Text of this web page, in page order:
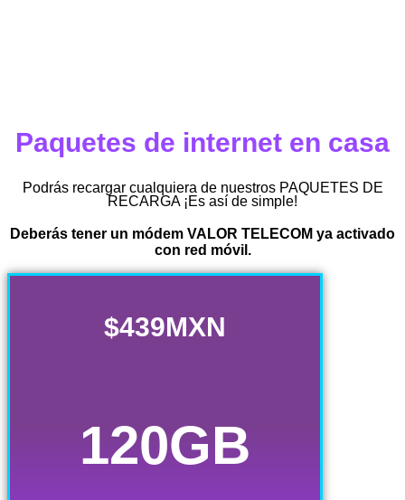
Paquetes de internet en casa
Podrás recargar cualquiera de nuestros PAQUETES DE
RECARGA ¡Es así de simple!
Deberás tener un módem VALOR TELECOM ya activado
con red móvil.
$439MXN
120GB